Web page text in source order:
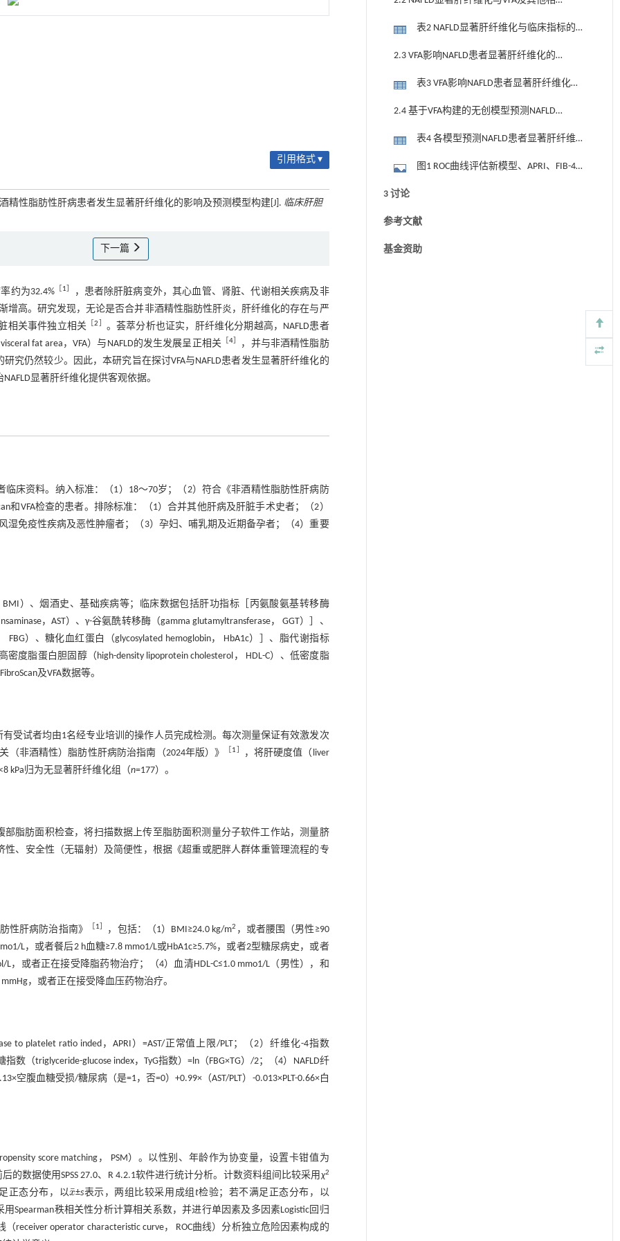
引用格式 ▾
性脂肪性肝病患者发生显著肝纤维化的影响及预测模型构建[J]. 临床肝胆
下一篇
约为32.4% 1
，患者除肝脏病变外，其心血管、肾脏、代谢相关疾病及非
高。研究发现，无论是否合并非酒精性脂肪性肝炎，肝纤维化的存在与严
相关事件独立相关 ［2
。荟萃分析也证实，肝纤维化分期越高，NAFLD患者
fat area，VFA）与NAFLD的发生发展呈正相关 ［4
，并与非酒精性脂肪
研究仍然较少。因此，本研究旨在探讨VFA与NAFLD患者发生显著肝纤维化的
显著肝纤维化提供客观依据。
床资料。纳入标准：（1）18～70岁；（2）符合《非酒精性脂肪性肝病防
和VFA检查的患者。排除标准：（1）合并其他肝病及肝脏手术史者；（2）
免疫性疾病及恶性肿瘤者；（3）孕妇、哺乳期及近期备孕者；（4）重要
）、烟酒史、基础疾病等；临床数据包括肝功指标［丙氨酸氨基转移酶
，AST）、γ-谷氨酰转移酶（gamma glutamyltransferase， GGT）］、
）、糖化血红蛋白（glycosylated hemoglobin， HbA1c）］、脂代谢指标
度脂蛋白胆固醇（high-density lipoprotein cholesterol， HDL-C）、低密度脂
及VFA数据等。
有受试者均由1名经专业培训的操作人员完成检测。每次测量保证有效激发次
（非酒精性）脂肪性肝病防治指南（2024年版）》
1
，将肝硬度值（liver
kPa归为无显著肝纤维化组（n=177）。
部脂肪面积检查，将扫描数据上传至脂肪面积测量分子软件工作站，测量脐
、安全性（无辐射）及简便性，根据《超重或肥胖人群体重管理流程的专
性肝病防治指南》 1 ，包括：（1）BMI≥24.0 kg/m2 ，或者腰围（男性≥90
L，或者餐后2 h血糖≥7.8 mmo1/L或HbA1c≥5.7%，或者2型糖尿病史，或者
，或者正在接受降脂药物治疗；（4）血清HDL-C≤1.0 mmo1/L（男性），和
，或者正在接受降血压药物治疗。
to platelet ratio inded，APRI）=AST/正常值上限/PLT；（2）纤维化-4指数
数（triglyceride-glucose index，TyG指数）=ln（FBG×TG）/2；（4）NAFLD纤
空腹血糖受损/糖尿病（是=1，否=0）+0.99×（AST/PLT）-0.013×PLT-0.66×白
score matching， PSM）。以性别、年龄作为协变量，设置卡钳值为
数据使用SPSS 27.0、R 4.2.1软件进行统计分析。计数资料组间比较采用 χ2
正态分布，以x
¯
x¯±s表示，两组比较采用成组 t检验；若不满足正态分布，以
Spearman秩相关性分析计算相关系数，并进行单因素及多因素Logistic回归
receiver operator characteristic curve， ROC曲线）分析独立危险因素构成的
表2 NAFLD显著肝纤维化与临床指标的相
2.3 VFA影响NAFLD患者显著肝纤维化的
表3 VFA影响NAFLD患者显著肝纤维化的
2.4 基于VFA构建的无创模型预测NAFLD
表4 各模型预测NAFLD患者显著肝纤维化
图1 ROC曲线评估新模型、APRI、FIB-4指
数、TyG指数、NFS对NAFLD患者显著肝纤
3 讨论
参考文献
基金资助